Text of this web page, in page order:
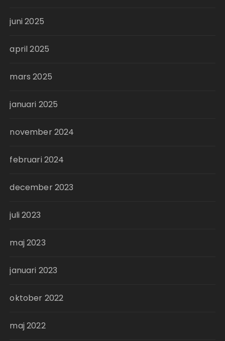
juni 2025
april 2025
mars 2025
januari 2025
november 2024
februari 2024
december 2023
juli 2023
maj 2023
januari 2023
oktober 2022
maj 2022